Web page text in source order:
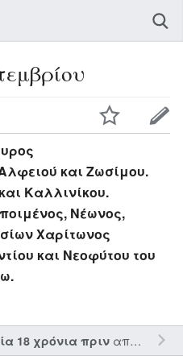
και Ζωσίμου.
Καλλινίκου.
Νέωνος,
Χαρίτωνος
και Νεοφύτου του
18 χρόνια πριναπό τον την